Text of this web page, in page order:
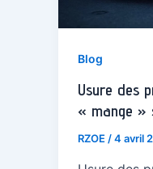
Blog
Usure des
« mange »
RZOE /4 avril